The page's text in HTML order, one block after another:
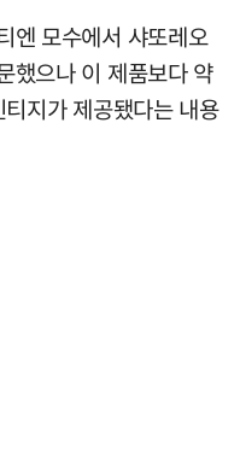
엔 모수에서 샤또레오
했으나 이 제품보다 약
지가 제공됐다는 내용